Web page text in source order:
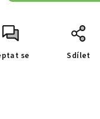
se Sdílet